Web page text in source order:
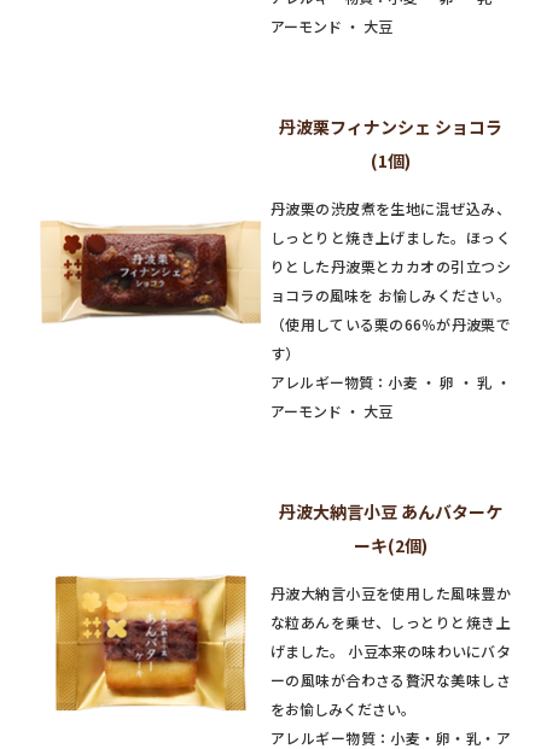
アーモンド ・ 大豆
丹波栗フィナンシェ ショコラ
(1個)
丹波栗の渋皮煮を生地に混ぜ込み、
しっとりと焼き上げました。ほっく
りとした丹波栗とカカオの引立つシ
ョコラの風味を お愉しみください。
（使用している栗の66％が丹波栗で
す）
アレルギー物質：小麦 ・ 卵 ・ 乳 ・
アーモンド ・ 大豆
丹波大納言小豆 あんバターケ
ーキ(2個)
丹波大納言小豆を使用した風味豊か
な粒あんを乗せ、しっとりと焼き上
げました。 小豆本来の味わいにバタ
ーの風味が合わさる贅沢な美味しさ
をお愉しみください。
アレルギー物質：小麦・卵・乳・ア